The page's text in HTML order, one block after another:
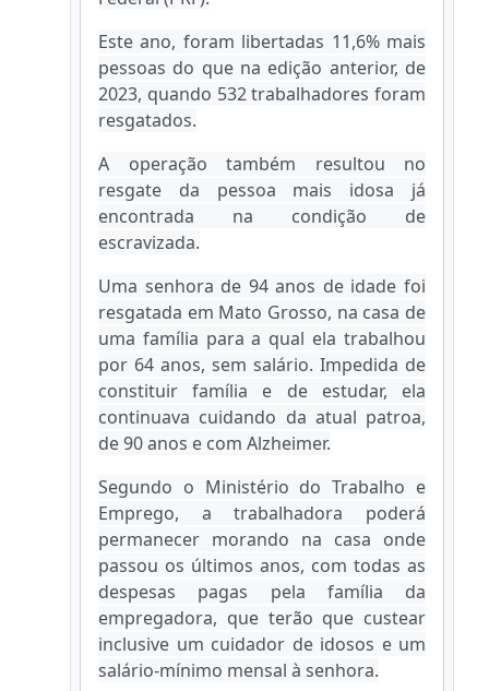
Este ano, foram libertadas 11,6% mais
pessoas do que na edição anterior, de
2023, quando 532 trabalhadores foram
resgatados.
A operação também resultou no
resgate da pessoa mais idosa já
encontrada na condição de
escravizada.
Uma senhora de 94 anos de idade foi
resgatada em Mato Grosso, na casa de
uma família para a qual ela trabalhou
por 64 anos, sem salário. Impedida de
constituir família e de estudar, ela
continuava cuidando da atual patroa,
de 90 anos e com Alzheimer.
Segundo o Ministério do Trabalho e
Emprego, a trabalhadora poderá
permanecer morando na casa onde
passou os últimos anos, com todas as
despesas pagas pela família da
empregadora, que terão que custear
inclusive um cuidador de idosos e um
salário-mínimo mensal à senhora.